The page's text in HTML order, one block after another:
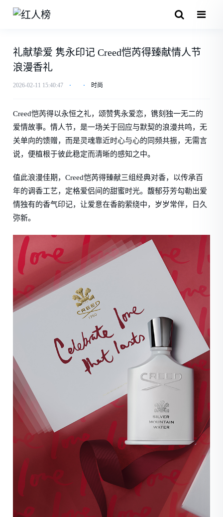
礼献挚爱 隽永印记 Creed恺芮得臻献情人节
浪漫香礼
2026-02-11 15:40:47 ⋅ ⋅ 时尚
Creed恺芮得以永恒之礼，颂赞隽永爱恋，镌刻独一无二的
爱情故事。情人节，是一场关于回应与默契的浪漫共鸣，无
关单向的馈赠，而是灵魂靠近时心与心的同频共振，无需言
说，便植根于彼此稳定而清晰的感知之中。
值此浪漫佳期，Creed恺芮得臻献三组经典对香，以传承百
年的调香工艺，定格爱侣间的甜蜜时光。馥郁芬芳勾勒出爱
情独有的香气印记，让爱意在香韵萦绕中，岁岁常伴，日久
弥新。